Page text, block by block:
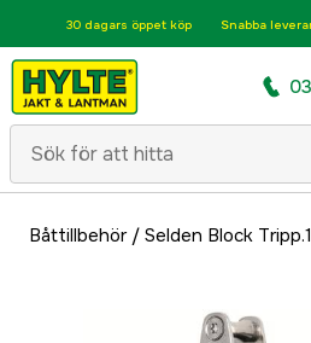
30 dagars öppet köp Snabba
Båttillbehör/ Selden Block